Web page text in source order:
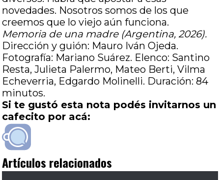
novedades. Nosotros somos de los que
creemos que lo viejo aún funciona.
Memoria de una madre (Argentina, 2026).
Dirección y guión: Mauro Iván Ojeda.
Fotografía: Mariano Suárez. Elenco: Santino
Resta, Julieta Palermo, Mateo Berti, Vilma
Echeverria, Edgardo Molinelli. Duración: 84
minutos.
Si te gustó esta nota podés invitarnos un
cafecito por acá:
Artículos relacionados